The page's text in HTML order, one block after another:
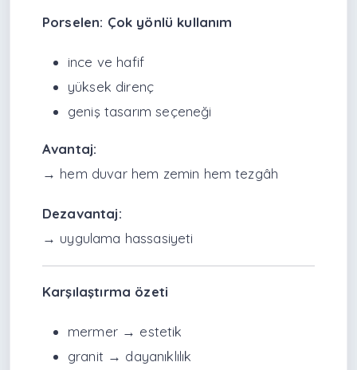
Porselen: Çok yönlü kullanım
ince ve hafif
yüksek direnç
geniş tasarım seçeneği
Avantaj:
→ hem duvar hem zemin hem tezgâh
Dezavantaj:
→ uygulama hassasiyeti
Karşılaştırma özeti
mermer → estetik
granit → dayanıklılık